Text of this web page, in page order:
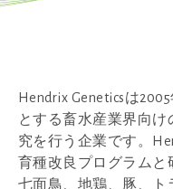
Hendrix Geneticsは
とする畜水産業界向
究を行う企業です。
育種改良プログラムと
七面鳥、地鶏、豚、ト